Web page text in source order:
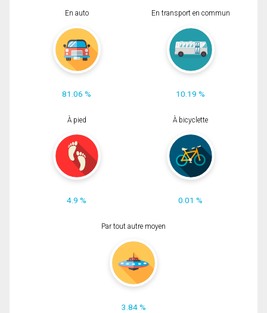
En auto
81.06 %
En transport en commun
10.19 %
À pied
4.9 %
À bicyclette
0.01 %
Par tout autre moyen
3.84 %